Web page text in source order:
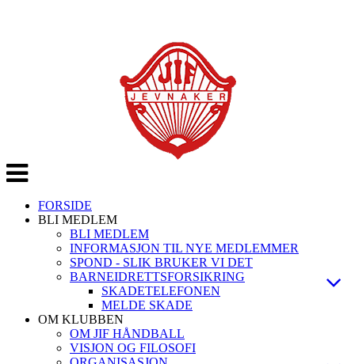
Veksle
navigasjon
FORSIDE
BLI MEDLEM
BLI MEDLEM
INFORMASJON TIL NYE MEDLEMMER
SPOND - SLIK BRUKER VI DET
BARNEIDRETTSFORSIKRING
SKADETELEFONEN
MELDE SKADE
OM KLUBBEN
OM JIF HÅNDBALL
VISJON OG FILOSOFI